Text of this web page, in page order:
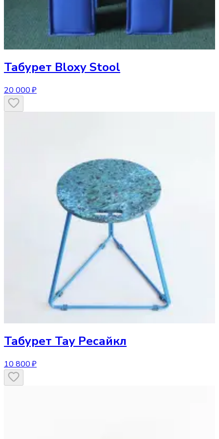
Табурет Bloxy Stool
20 000 ₽
Табурет Тау Ресайкл
10 800 ₽